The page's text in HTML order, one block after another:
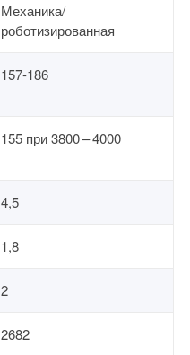
Механика/
роботизированная
157-186
155 при 3800 – 4000
4,5
1,8
2
2682